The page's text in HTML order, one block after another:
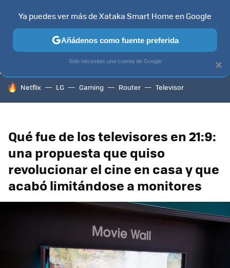
TELEVISORES CONTENIDOS SMART TV SELECCIÓN
HOY SE HABLA DE
Netflix LG Gaming Router Televisor
Qué fue de los televisores en 21:9:
una propuesta que quiso
revolucionar el cine en casa y que
acabó limitándose a monitores
×
Ya puedes ver más de Xataka Smart Home en Google
Añádenos como fuente preferida
Solo necesitas una cuenta de Google